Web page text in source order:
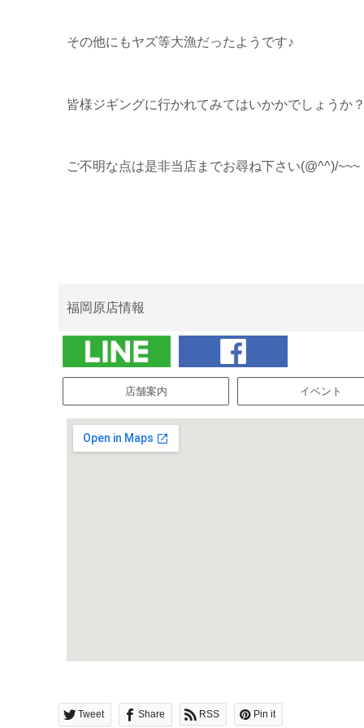
その他にもヤズ等大漁だったようです♪
皆様ジギングに行かれてみてはいかかでしょうか？
ご不明な点は是非当店までお尋ね下さい(@^^)/~~~
福岡原店情報
店舗案内 イベント
Tweet Share RSS Pin it